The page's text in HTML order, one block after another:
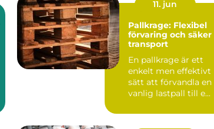
11. jun
Pallkrage: Flexibel
förvaring och säker
transport
En pallkrage är ett
enkelt men effektivt
sätt att förvandla en
vanlig lastpall till e...